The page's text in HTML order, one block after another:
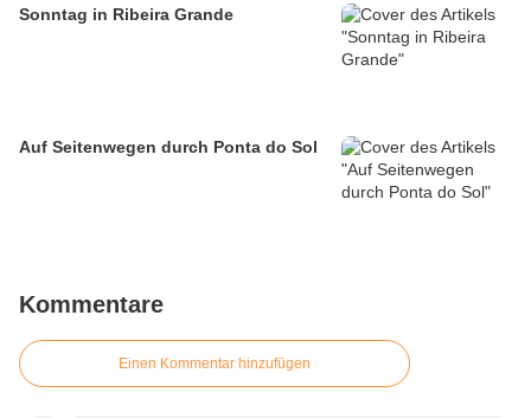
Sonntag in Ribeira Grande
Auf Seitenwegen durch Ponta do Sol
Kommentare
Einen Kommentar hinzufügen